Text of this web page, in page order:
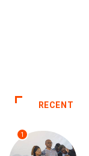
RECENT
1